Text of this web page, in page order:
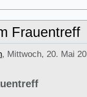
Frauentreff
, Mittwoch, 20. Mai